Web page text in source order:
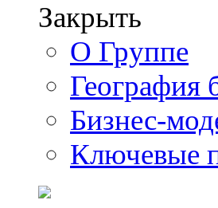
Закрыть
О Группе
География
Бизнес-
Ключевые